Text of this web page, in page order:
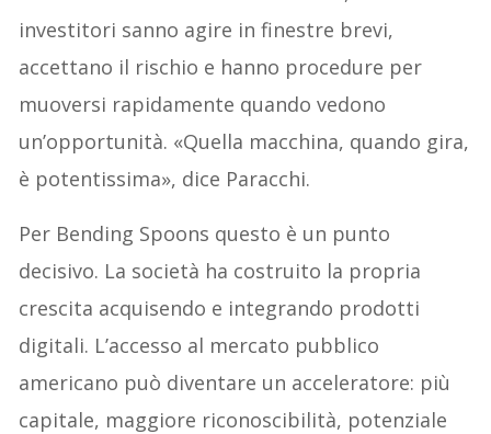
investitori sanno agire in finestre brevi,
accettano il rischio e hanno procedure per
muoversi rapidamente quando vedono
un’opportunità. «Quella macchina, quando gira,
è potentissima», dice Paracchi.
Per Bending Spoons questo è un punto
decisivo. La società ha costruito la propria
crescita acquisendo e integrando prodotti
digitali. L’accesso al mercato pubblico
americano può diventare un acceleratore: più
capitale, maggiore riconoscibilità, potenziale